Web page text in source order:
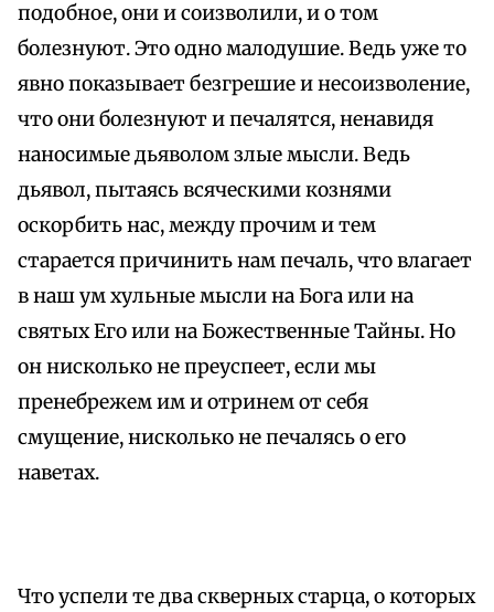
подобное, они и соизволили, и о том
болезнуют. Это одно малодушие. Ведь уже то
явно показывает безгрешие и несоизволение,
что они болезнуют и печалятся, ненавидя
наносимые дьяволом злые мысли. Ведь
дьявол, пытаясь всяческими кознями
оскорбить нас, между прочим и тем
старается причинить нам печаль, что влагает
в наш ум хульные мысли на Бога или на
святых Его или на Божественные Тайны. Но
он нисколько не преуспеет, если мы
пренебрежем им и отринем от себя
смущение, нисколько не печалясь о его
наветах.
Что успели те два скверных старца, о которых